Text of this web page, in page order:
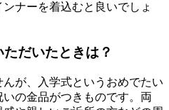
ナーを着込むと良いでしょ
だいたときは？
が、入学式というおめでたい
の金品がつきものです。両